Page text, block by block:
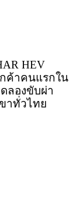
HEV
ค้าคนแรกใน
ลองขับผ่า
าทั่วไทย